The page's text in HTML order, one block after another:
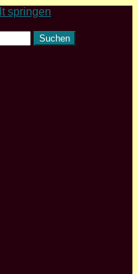
springen
Suchen